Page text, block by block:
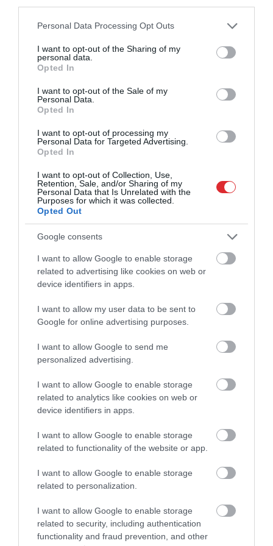
Please note that this website/app uses one or more Google
not limited to your visit or usage behaviour. You may click to
grant or deny consent to Google and its third-party tags to
use your data for below specified purposes in below Google
consent section.
Personal Data Processing Opt Outs
I want to opt-out of the Sharing of my
personal data.
Opted In
I want to opt-out of the Sale of my
Personal Data.
Opted In
I want to opt-out of processing my
Personal Data for Targeted Advertising.
Opted In
I want to opt-out of Collection, Use,
Retention, Sale, and/or Sharing of my
Personal Data that Is Unrelated with the
Purposes for which it was collected.
Opted Out
Google consents
I want to allow Google to enable storage
related to advertising like cookies on web or
device identifiers in apps.
I want to allow my user data to be sent to
Google for online advertising purposes.
I want to allow Google to send me
personalized advertising.
I want to allow Google to enable storage
related to analytics like cookies on web or
device identifiers in apps.
I want to allow Google to enable storage
related to functionality of the website or app.
I want to allow Google to enable storage
related to personalization.
I want to allow Google to enable storage
related to security, including authentication
functionality and fraud prevention, and other